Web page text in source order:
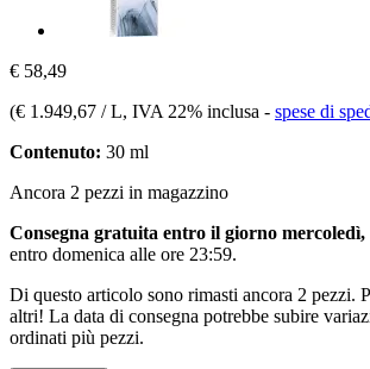
€ 58,49
(€ 1.949,67 / L, IVA 22% inclusa - spese di
Contenuto: 30 ml
Ancora 2 pezzi in magazzino
Consegna gratuita entro il giorno mercoledì,
entro domenica alle ore 23:59.
Di questo articolo sono rimasti ancora 2 pezzi.
altri! La data di consegna potrebbe subire
ordinati più pezzi.